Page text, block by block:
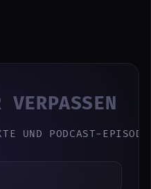
UND PODCAST-